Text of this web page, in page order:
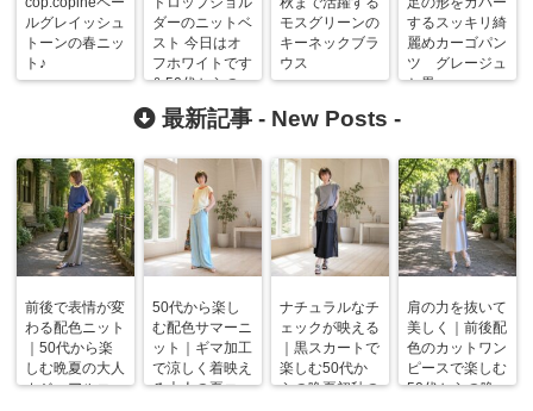
ルグレイッシュ
トーンの春ニッ
ト♪
ダーのニットベ
スト 今日はオ
フホワイトです
& 50代からの
旅行用コーデ初
日
モスグリーンの
キーネックブラ
ウス
するスッキリ綺
麗めカーゴパン
ツ グレージュ
と黒
最新記事 - New Posts -
前後で表情が変
わる配色ニット
｜50代から楽
しむ晩夏の大人
カジュアルコー
50代から楽し
む配色サマーニ
ット｜ギマ加工
で涼しく着映え
る大人の夏コー
ナチュラルなチ
ェックが映える
｜黒スカートで
楽しむ50代か
らの晩夏初秋の
肩の力を抜いて
美しく｜前後配
色のカットワン
ピースで楽しむ
50代からの晩